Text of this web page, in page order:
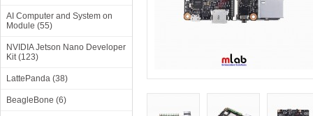
AI Computer and System on
Module (55)
NVIDIA Jetson Nano Developer
Kit (123)
LattePanda (38)
BeagleBone (6)